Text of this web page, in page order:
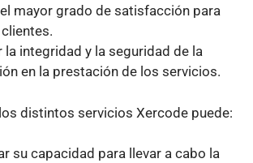
mayor grado de satisfacción para
la integridad y la seguridad de la
en la prestación de los servicios.
distintos servicios Xercode puede:
su capacidad para llevar a cabo la